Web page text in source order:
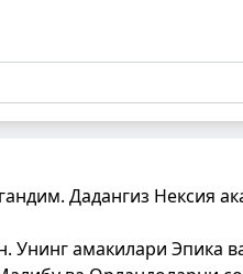
Дадангиз Нексия
Унинг амакилари Эпика